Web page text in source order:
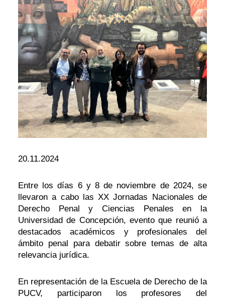
20.11.2024
Entre los días 6 y 8 de noviembre de 2024, se
llevaron a cabo las XX Jornadas Nacionales de
Derecho Penal y Ciencias Penales en la
Universidad de Concepción, evento que reunió a
destacados académicos y profesionales del
ámbito penal para debatir sobre temas de alta
relevancia jurídica.
En representación de la Escuela de Derecho de la
PUCV, participaron los profesores del